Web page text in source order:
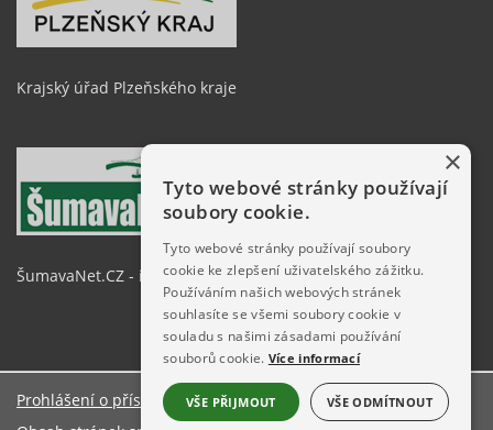
Krajský úřad Plzeňského kraje
ŠumavaNet.CZ - informace o regionu
Prohlášení o přístupnosti
×
Tyto webové stránky používají
soubory cookie.
Tyto webové stránky používají soubory
cookie ke zlepšení uživatelského zážitku.
Používáním našich webových stránek
souhlasíte se všemi soubory cookie v
souladu s našimi zásadami používání
souborů cookie. Více informací
VŠE PŘIJMOUT VŠE ODMÍTNOUT